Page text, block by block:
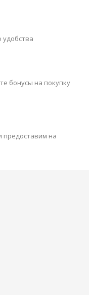
удобства
бонусы на покупку
предоставим на